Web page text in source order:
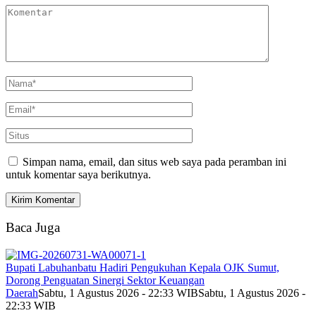
Simpan nama, email, dan situs web saya pada peramban ini
untuk komentar saya berikutnya.
Baca Juga
Bupati Labuhanbatu Hadiri Pengukuhan Kepala OJK Sumut,
Dorong Penguatan Sinergi Sektor Keuangan
DaerahSabtu, 1 Agustus 2026 - 22:33 WIBSabtu, 1 Agustus 2026 -
22:33 WIB